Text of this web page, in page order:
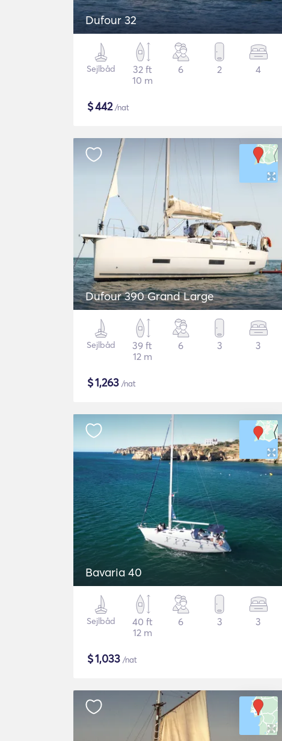
Dufour 32
Sejlbåd
32 ft
10 m
6 2 4
$442/nat
Dufour 390 Grand Large
Sejlbåd
39 ft
12 m
6 3 3
$1,263 /nat
Bavaria 40
Sejlbåd
40 ft
12 m
6 3 3
$1,033 /nat